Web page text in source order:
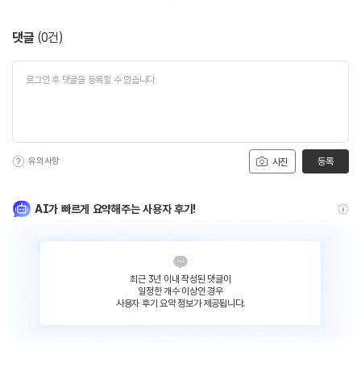
댓글 (0건)
사진
유의사항 등록
AI가 빠르게 요약해주는 사용자 후기!
최근 3년 이내 작성된 댓글이
일정한 개수 이상인 경우
사용자 후기 요약 정보가 제공됩니다.